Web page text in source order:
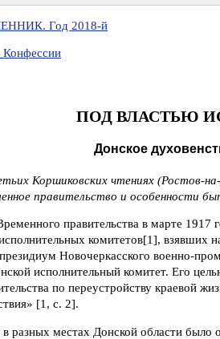
Год 2018-й
Конфессии
ПОД ВЛАСТЬЮ
Донское
Коршиковских чтениях (Ростов-
правительство и особенности
правительства в марте 1917
комитетов[1], взявших
Новочеркасского военно-
исполнительный комитет. Его
по переустройству краевой
[1, с. 2].
разных местах Донской области